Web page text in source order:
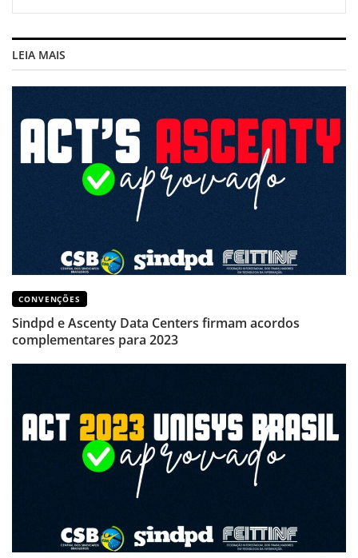
LEIA MAIS
CONVENÇÕES
Sindpd e Ascenty Data Centers firmam acordos
complementares para 2023